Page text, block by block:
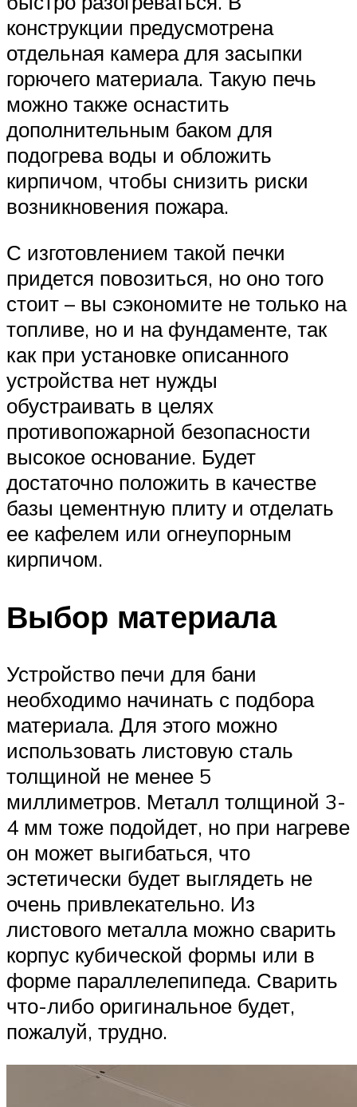
конструкции предусмотрена
отдельная камера для засыпки
горючего материала. Такую печь
можно также оснастить
дополнительным баком для
подогрева воды и обложить
кирпичом, чтобы снизить риски
возникновения пожара.
С изготовлением такой печки
придется повозиться, но оно того
стоит – вы сэкономите не только на
топливе, но и на фундаменте, так
как при установке описанного
устройства нет нужды
обустраивать в целях
противопожарной безопасности
высокое основание. Будет
достаточно положить в качестве
базы цементную плиту и отделать
ее кафелем или огнеупорным
кирпичом.
Выбор материала
Устройство печи для бани
необходимо начинать с подбора
материала. Для этого можно
использовать листовую сталь
толщиной не менее 5
миллиметров. Металл толщиной 3-
4 мм тоже подойдет, но при нагреве
он может выгибаться, что
эстетически будет выглядеть не
очень привлекательно. Из
листового металла можно сварить
корпус кубической формы или в
форме параллелепипеда. Сварить
что-либо оригинальное будет,
пожалуй, трудно.